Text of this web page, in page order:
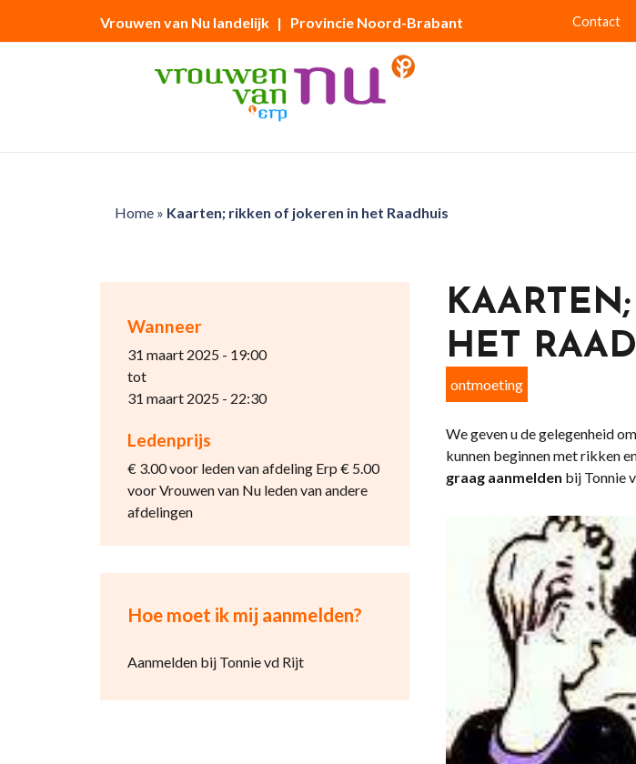
Vrouwen van Nu landelijk | Provincie Noord-Brabant Contact
Home» Kaarten; rikken of jokeren in het Raadhuis
Wanneer
31 maart 2025 - 19:00
tot
31 maart 2025 - 22:30
Ledenprijs
€ 3.00 voor leden van afdeling Erp € 5.00
voor Vrouwen van Nu leden van andere
afdelingen
Hoe moet ik mij aanmelden?
Aanmelden bij Tonnie vd Rijt
HET
ontmoeting
We geven u de gelegenheid
kunnen beginnen met rikken
graag aanmelden bij Tonnie